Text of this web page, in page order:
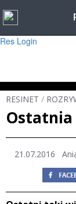
Warning
:
Res Login
RESINET /
Ostatnia
21.07.2016